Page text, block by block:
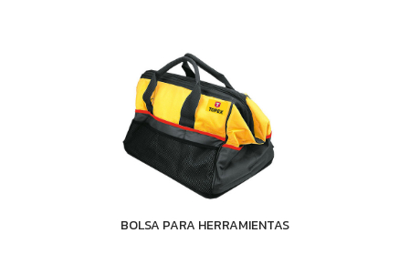
BOLSA PARA HERRAMIENTAS